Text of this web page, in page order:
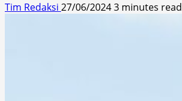
Tim Redaksi 27/06/20243 minutes read